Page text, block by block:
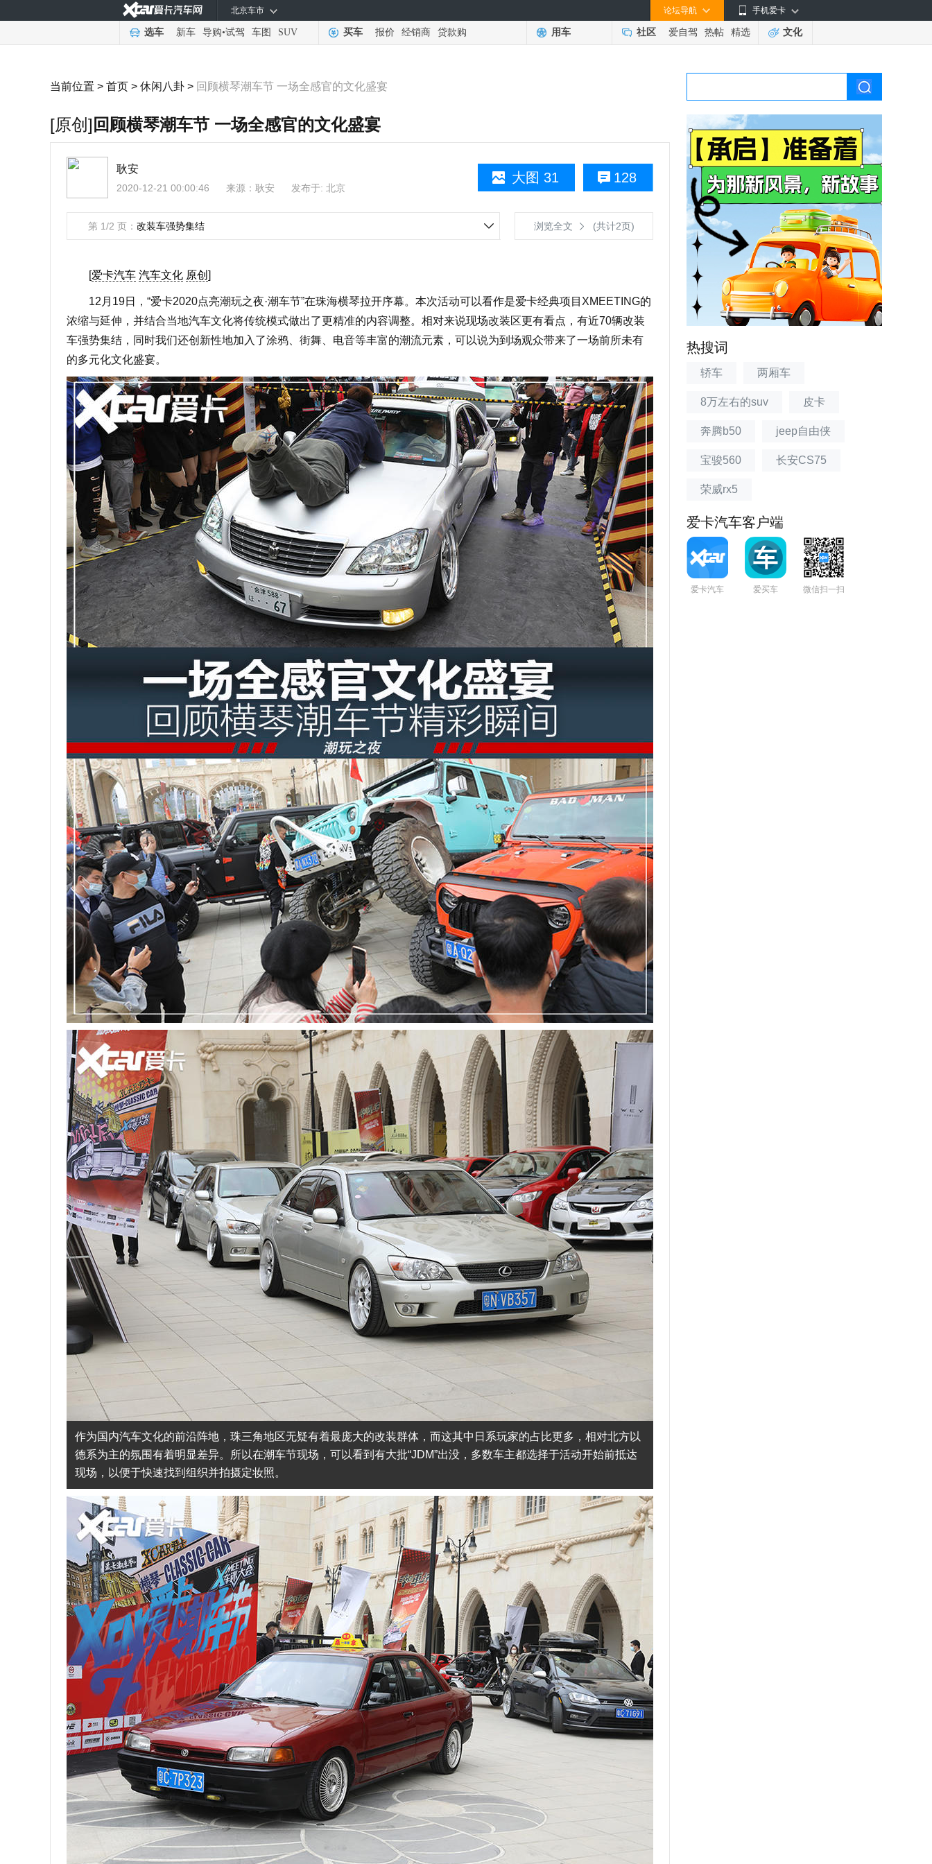
手机爱卡
论坛导航
北京车市
选车 新车 导购•试驾 车图 SUV 买车 报价 经销商 贷款购 用车 社区 爱自驾 热帖 精选 文化
当前位置 > 首页 > 休闲八卦 > 回顾横琴潮车节 一场全感官的文化盛宴
[原创] 回顾横琴潮车节 一场全感官的文化盛宴
128
大图 31
耿安
2020-12-21 00:00:46 来源： 耿安 发布于: 北京
第 1/2 页： 改装车强势集结 浏览全文 (共计2页)
[爱卡汽车 汽车文化 原创 ]
12月19日，“爱卡2020点亮潮玩之夜·潮车节”在珠海横琴拉开序幕。本次活动可以看作是爱卡经典项目XMEETING的
浓缩与延伸，并结合当地汽车文化将传统模式做出了更精准的内容调整。相对来说现场改装区更有看点，有近70辆改装
车强势集结，同时我们还创新性地加入了涂鸦、街舞、电音等丰富的潮流元素，可以说为到场观众带来了一场前所未有
的多元化文化盛宴。
作为国内汽车文化的前沿阵地，珠三角地区无疑有着最庞大的改装群体，而这其中日系玩家的占比更多，相对北方以
德系为主的氛围有着明显差异。所以在潮车节现场，可以看到有大批“JDM”出没，多数车主都选择于活动开始前抵达
现场，以便于快速找到组织并拍摄定妆照。
热搜词
轿车 两厢车
8万左右的suv 皮卡
奔腾b50 jeep自由侠
宝骏560 长安CS75
荣威rx5
爱卡汽车客户端
爱卡汽车 爱买车 微信扫一扫